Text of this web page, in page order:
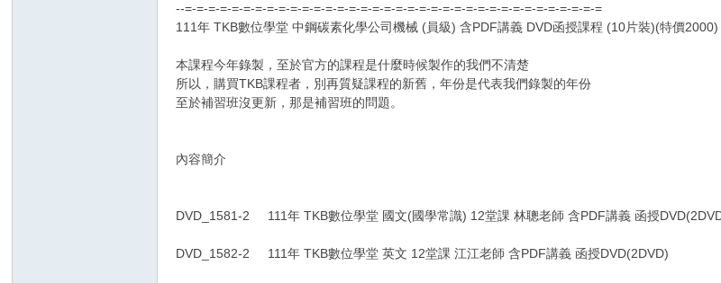
--=-=-=-=-=-=-=-=-=-=-=-=-=-=-=-=-=-=-=-=-=-=-=-=-=-=-=-=-=-=-=-=-=-=-=-=
111年 TKB數位學堂 中鋼碳素化學公司機械 (員級) 含PDF講義 DVD函授課程 (10片裝)(特價2000)
本課程今年錄製，至於官方的課程是什麼時候製作的我們不清楚
所以，購買TKB課程者，別再質疑課程的新舊，年份是代表我們錄製的年份
至於補習班沒更新，那是補習班的問題。
內容簡介
DVD_1581-2 111年 TKB數位學堂 國文(國學常識) 12堂課 林聰老師 含PDF講義 函授
DVD_1582-2 111年 TKB數位學堂 英文 12堂課 江江老師 含PDF講義 函授DVD(2DVD)